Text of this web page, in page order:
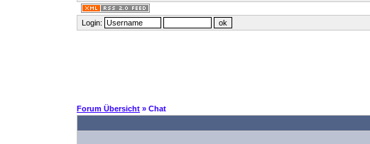
Login:
Forum Übersicht » Chat